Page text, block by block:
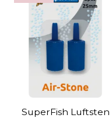
SuperFish Luftsten